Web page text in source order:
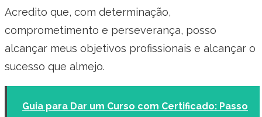
Acredito que, com determinação,
comprometimento e perseverança, posso
alcançar meus objetivos profissionais e alcançar o
sucesso que almejo.
Guia para Dar um Curso com Certificado: Passo